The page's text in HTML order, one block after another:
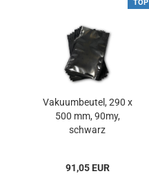
TOP
Vakuumbeutel, 290 x
500 mm, 90my,
schwarz
91,05 EUR